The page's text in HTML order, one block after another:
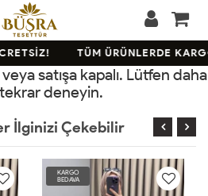
TÜM ÜRÜNLERDE
satışa kapalı. Lütfen daha
deneyin.
İlginizi Çekebilir
KARGO
BEDAVA